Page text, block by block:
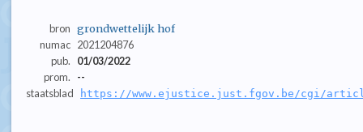
bron grondwettelijk hof
numac 2021204876
pub.
01/03/2022
prom.
--
staatsblad
https://www.ejustice.just.fgov.be/cgi/